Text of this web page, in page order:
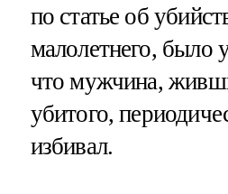
по статье об
малолетнего, было
что мужчина,
убитого,
избивал.